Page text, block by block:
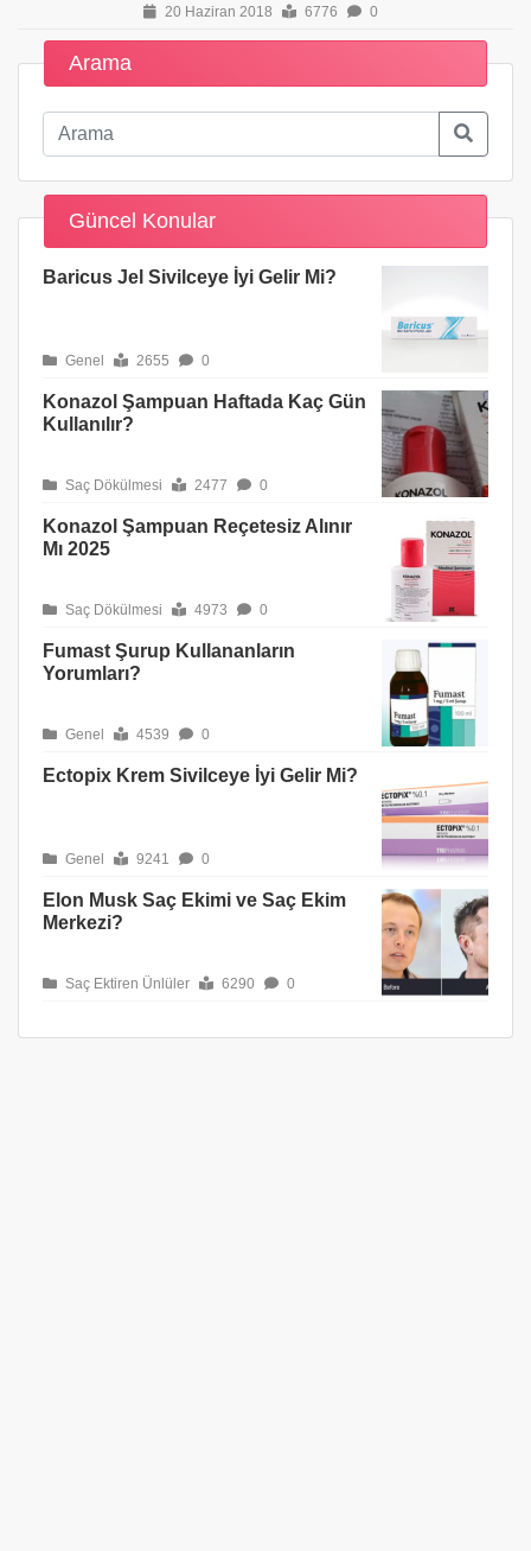
20 Haziran 2018 6776 0
Arama
Güncel Konular
Baricus Jel Sivilceye İyi Gelir Mi?
Genel 2655 0
Konazol Şampuan Haftada Kaç Gün
Kullanılır?
Saç Dökülmesi 2477 0
Konazol Şampuan Reçetesiz Alınır
Mı 2025
Saç Dökülmesi 4973 0
Fumast Şurup Kullananların
Yorumları?
Genel 4539 0
Ectopix Krem Sivilceye İyi Gelir Mi?
Genel 9241 0
Elon Musk Saç Ekimi ve Saç Ekim
Merkezi?
Saç Ektiren Ünlüler 6290 0